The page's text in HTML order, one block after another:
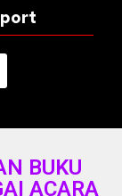
BUKU
ACARA